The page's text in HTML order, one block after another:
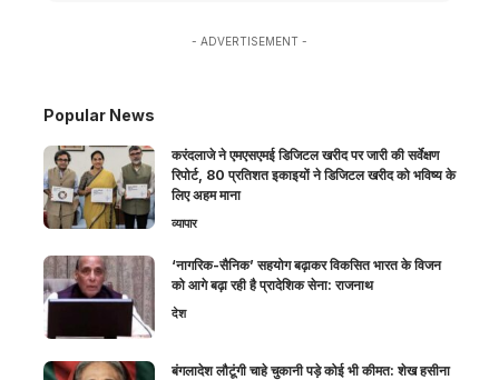
- ADVERTISEMENT -
Popular News
करंदलाजे ने एमएसएमई डिजिटल खरीद पर जारी की सर्वेक्षण
रिपोर्ट, 80 प्रतिशत इकाइयों ने डिजिटल खरीद को भविष्य के
लिए अहम माना
व्यापार
‘नागरिक-सैनिक’ सहयोग बढ़ाकर विकसित भारत के विजन
को आगे बढ़ा रही है प्रादेशिक सेना: राजनाथ
देश
बंगलादेश लौटूंगी चाहे चुकानी पड़े कोई भी कीमत: शेख हसीना